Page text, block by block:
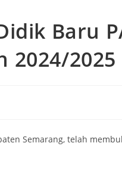
Baru
2024/2025
Semarang, telah